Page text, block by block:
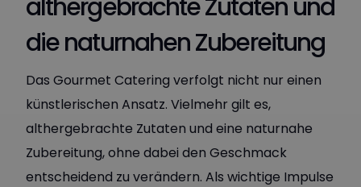
althergebrachte Zutaten und
die naturnahen Zubereitung
Das Gourmet Catering verfolgt nicht nur einen
künstlerischen Ansatz. Vielmehr gilt es,
althergebrachte Zutaten und eine naturnahe
Zubereitung, ohne dabei den Geschmack
entscheidend zu verändern. Als wichtige Impulse